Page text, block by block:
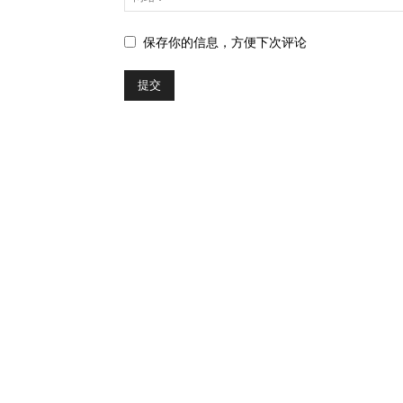
保存你的信息，方便下次评论